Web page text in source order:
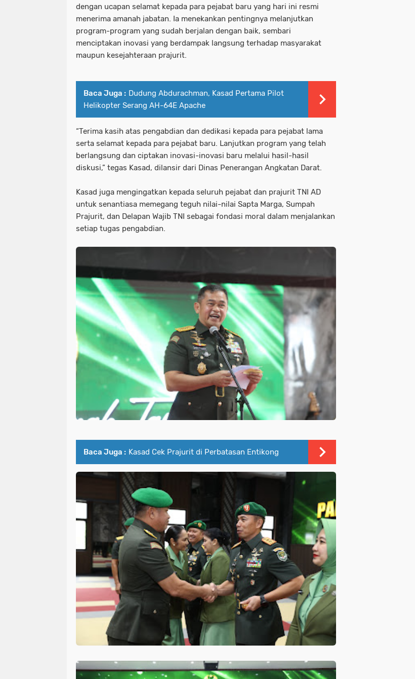
dengan ucapan selamat kepada para pejabat baru yang hari ini resmi
menerima amanah jabatan. Ia menekankan pentingnya melanjutkan
program-program yang sudah berjalan dengan baik, sembari
menciptakan inovasi yang berdampak langsung terhadap masyarakat
maupun kesejahteraan prajurit.
Baca Juga : Dudung Abdurachman, Kasad Pertama Pilot
Helikopter Serang AH-64E Apache
“Terima kasih atas pengabdian dan dedikasi kepada para pejabat lama
serta selamat kepada para pejabat baru. Lanjutkan program yang telah
berlangsung dan ciptakan inovasi-inovasi baru melalui hasil-hasil
diskusi,” tegas Kasad, dilansir dari Dinas Penerangan Angkatan Darat.
Kasad juga mengingatkan kepada seluruh pejabat dan prajurit TNI AD
untuk senantiasa memegang teguh nilai-nilai Sapta Marga, Sumpah
Prajurit, dan Delapan Wajib TNI sebagai fondasi moral dalam menjalankan
setiap tugas pengabdian.
Baca Juga : Kasad Cek Prajurit di Perbatasan Entikong